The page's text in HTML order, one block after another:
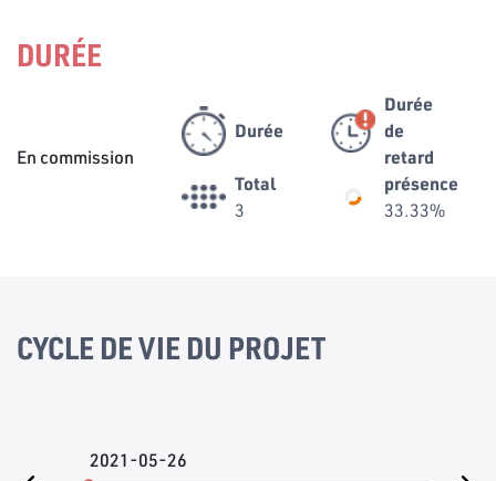
DURÉE
En commission
Durée
Durée
de
retard
Total
3
présence
33.33%
CYCLE DE VIE DU PROJET
2021-05-26